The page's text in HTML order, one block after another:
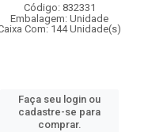
Código: 832331
Embalagem: Unidade
Com: 144 Unidade(s)
Faça seu login ou
cadastre-se para
comprar.